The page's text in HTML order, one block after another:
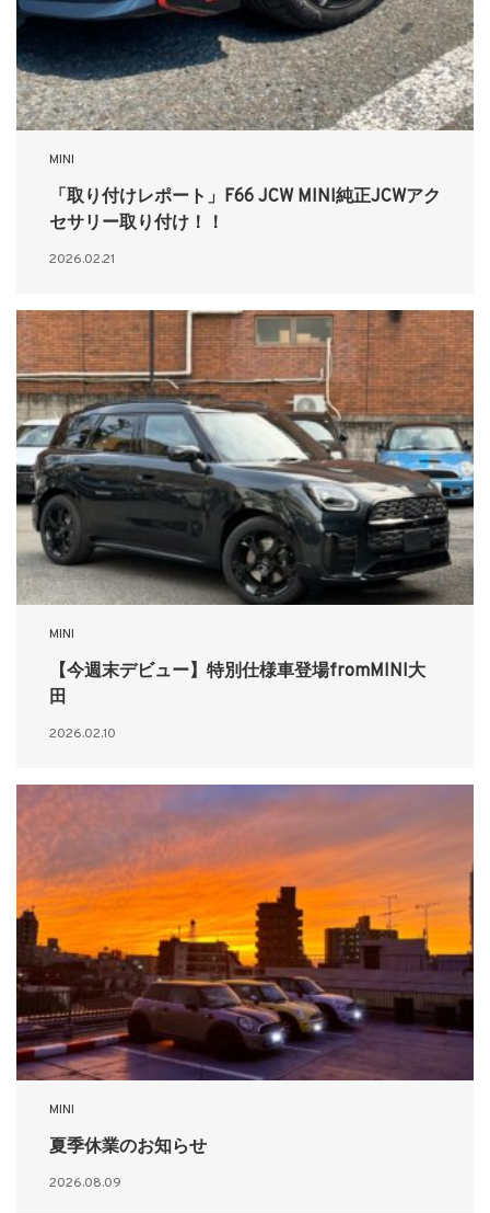
MINI
「取り付けレポート」F66 JCW MINI純正JCWアク
セサリー取り付け！！
2026.02.21
MINI
【今週末デビュー】特別仕様車登場fromMINI大
田
2026.02.10
MINI
夏季休業のお知らせ
2026.08.09